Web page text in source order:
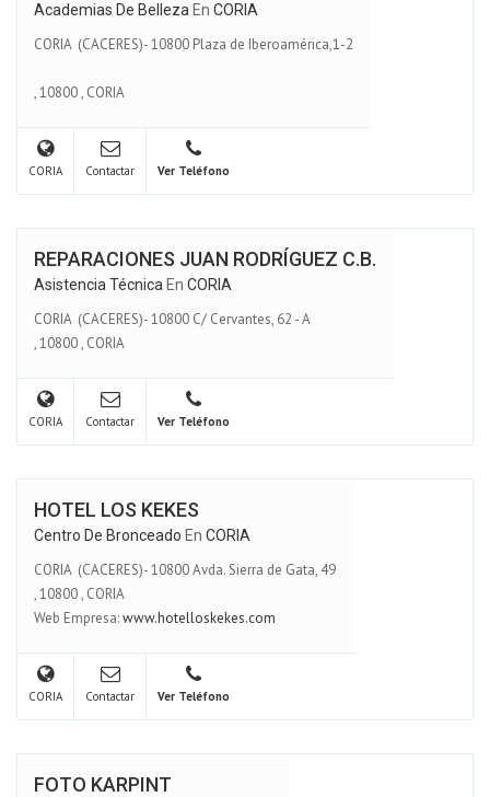
Academias De Belleza En CORIA
CORIA (CACERES)- 10800 Plaza de Iberoamérica,1-2
,10800, CORIA
CORIA Contactar Ver Teléfono
REPARACIONES JUAN RODRÍGUEZ C.B.
Asistencia Técnica En CORIA
CORIA (CACERES)- 10800 C/ Cervantes, 62 - A
,10800, CORIA
CORIA Contactar Ver Teléfono
HOTEL LOS KEKES
Centro De Bronceado En CORIA
CORIA (CACERES)- 10800 Avda. Sierra de Gata, 49
,10800, CORIA
Web Empresa:www.hotelloskekes.com
CORIA Contactar Ver Teléfono
FOTO KARPINT